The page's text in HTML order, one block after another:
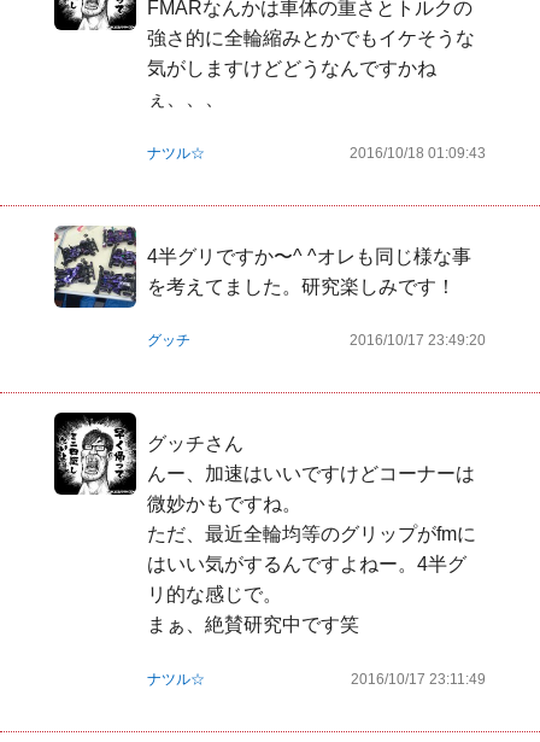
FMARなんかは車体の重さとトルクの
強さ的に全輪縮みとかでもイケそうな
気がしますけどどうなんですかね
ぇ、、、
ナツル☆ 2016/10/18 01:09:43
4半グリですか〜^ ^オレも同じ様な事
を考えてました。研究楽しみです！
グッチ 2016/10/17 23:49:20
グッチさん
んー、加速はいいですけどコーナーは
微妙かもですね。
ただ、最近全輪均等のグリップがfmに
はいい気がするんですよねー。4半グ
リ的な感じで。
まぁ、絶賛研究中です笑
ナツル☆ 2016/10/17 23:11:49